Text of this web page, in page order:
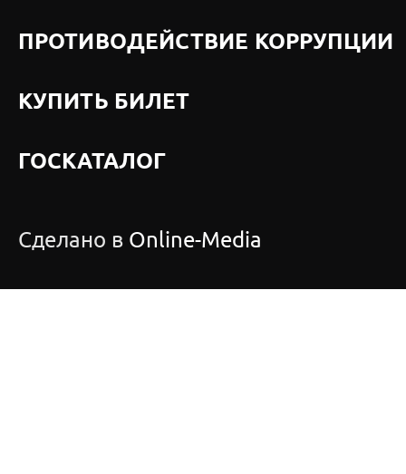
ПРОТИВОДЕЙСТВИЕ КОРРУПЦИИ
КУПИТЬ БИЛЕТ
ГОСКАТАЛОГ
Сделано в Online-Media